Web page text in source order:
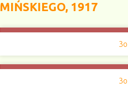
MIŃSKIEGO, 1917